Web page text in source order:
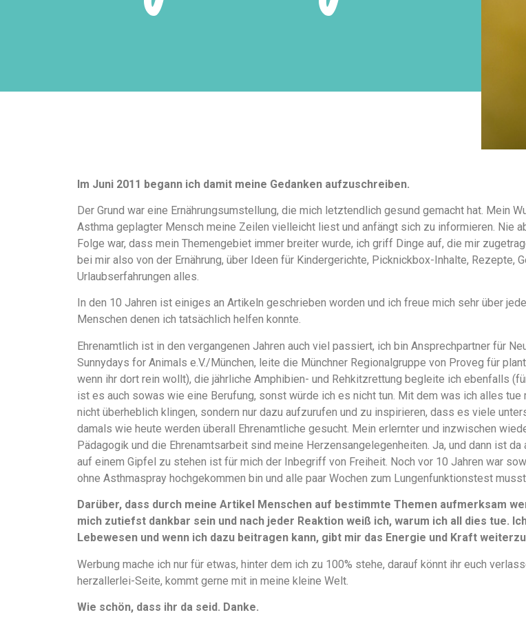
Im Juni 2011 begann ich damit meine Gedanken aufzuschreiben.
Der Grund war eine Ernährungsumstellung, die mich letztendlich gesund gemacht hat. Mein
Asthma geplagter Mensch meine Zeilen vielleicht liest und anfängt sich zu informieren. Nie
Folge war, dass mein Themengebiet immer breiter wurde, ich griff Dinge auf, die mir
bei mir also von der Ernährung, über Ideen für Kindergerichte, Picknickbox-Inhalte, Rezepte,
Urlaubserfahrungen alles.
In den 10 Jahren ist einiges an Artikeln geschrieben worden und ich freue mich sehr über
Menschen denen ich tatsächlich helfen konnte.
Ehrenamtlich ist in den vergangenen Jahren auch viel passiert, ich bin Ansprechpartner für
Sunnydays for Animals e.V./München, leite die Münchner Regionalgruppe von Proveg für
wenn ihr dort rein wollt), die jährliche Amphibien- und Rehkitzrettung begleite ich ebenfalls
ist es auch sowas wie eine Berufung, sonst würde ich es nicht tun. Mit dem was ich alles
nicht überheblich klingen, sondern nur dazu aufzurufen und zu inspirieren, dass es viele
damals wie heute werden überall Ehrenamtliche gesucht. Mein erlernter und inzwischen
Pädagogik und die Ehrenamtsarbeit sind meine Herzensangelegenheiten. Ja, und dann ist
auf einem Gipfel zu stehen ist für mich der Inbegriff von Freiheit. Noch vor 10 Jahren war
ohne Asthmaspray hochgekommen bin und alle paar Wochen zum Lungenfunktionstest
Darüber, dass durch meine Artikel Menschen auf bestimmte Themen aufmerksam
mich zutiefst dankbar sein und nach jeder Reaktion weiß ich, warum ich all dies tue.
Lebewesen und wenn ich dazu beitragen kann, gibt mir das Energie und Kraft
Werbung mache ich nur für etwas, hinter dem ich zu 100% stehe, darauf könnt ihr euch
herzallerlei-Seite, kommt gerne mit in meine kleine Welt.
Wie schön, dass ihr da seid. Danke.